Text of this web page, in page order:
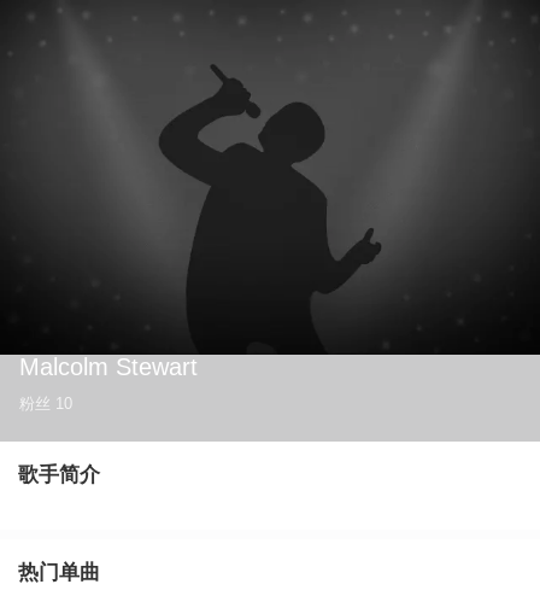
Malcolm Stewart
粉丝 10
歌手简介
热门单曲